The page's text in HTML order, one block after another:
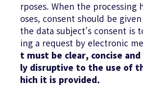
rposes. When the processing
oses, consent should be
the data subject’s consent is
ing a request by electronic
t must be clear, concise
ly disruptive to the use of
hich it is provided.